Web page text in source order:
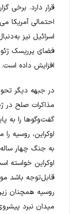
قرار دارد. برخی
احتمالی آمریکا
اسرائیل نیز
فضای پرریسک
افزایش داده است.
در جبهه دیگر
مذاکرات صلح در
گفت‌وگوها را به
اوکراین، روسیه
به جنگ چهار ساله
اوکراین خواسته
قابل‌توجه باشد
روسیه همچنان
میدان نبرد